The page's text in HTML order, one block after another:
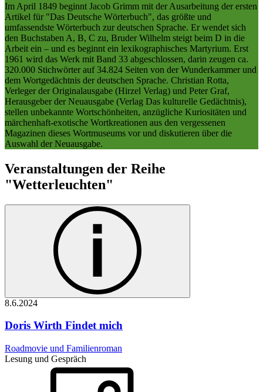
Im April 1849 beginnt Jacob Grimm mit der Ausarbeitung der ersten
Artikel für "Das Deutsche Wörterbuch", das größte und
umfassendste Wörterbuch zur deutschen Sprache. Er wendet sich
den Buchstaben A, B, C zu, Bruder Wilhelm steigt beim D in die
Arbeit ein – und es beginnt ein lexikographisches Martyrium. Erst
1961 wird das Werk mit Band 33 abgeschlossen, darin zeugen ca.
320.000 Stichwörter auf 34.824 Seiten von der Wunderkammer und
dem Wortgedächtnis der deutschen Sprache. Christian Rotta,
Verleger der Originalausgabe (Hirzel Verlag) und Peter Graf,
Herausgeber der Neuausgabe (Verlag Das kulturelle Gedächtnis),
stellen unbekannte Wortschönheiten, anzügliche Kuriositäten und
märchenhaft-exotische Wortkreationen aus den vergessenen
Magazinen dieses Wortmuseums vor und diskutieren über die
Auswahl der Neuausgabe.
Veranstaltungen der Reihe
"Wetterleuchten"
8.6.2024
Doris Wirth Findet mich
Roadmovie und Familienroman
Lesung und Gespräch